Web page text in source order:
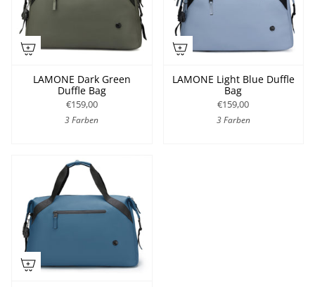
LAMONE Dark Green
Duffle Bag
€159,00
3 Farben
LAMONE Light Blue Duffle
Bag
€159,00
3 Farben